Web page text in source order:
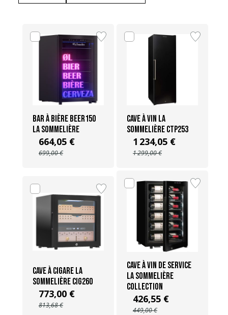
Bar à bière BEER150
La Sommelière
664,05 €
699,00 €
Cave à vin La
Sommelière CTP253
1 234,05 €
1 299,00 €
Cave à cigare La
Sommelière CIG260
773,00 €
813,68 €
Cave à vin de service
La Sommelière
COLLECTION
426,55 €
449,00 €